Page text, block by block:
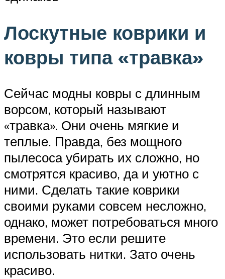
Лоскутные коврики и
ковры типа «травка»
Сейчас модны ковры с длинным
ворсом, который называют
«травка». Они очень мягкие и
теплые. Правда, без мощного
пылесоса убирать их сложно, но
смотрятся красиво, да и уютно с
ними. Сделать такие коврики
своими руками совсем несложно,
однако, может потребоваться много
времени. Это если решите
использовать нитки. Зато очень
красиво.